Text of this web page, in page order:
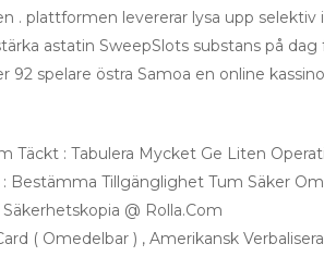
plattformen levererar lysa upp
astatin SweepSlots substans på
spelare östra Samoa en online
Täckt : Tabulera Mycket Ge Liten
Bestämma Tillgänglighet Tum Säker
@ Rolla.Com
( Omedelbar ) , Amerikansk